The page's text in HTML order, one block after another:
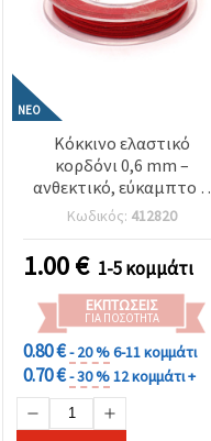
ΝΈΟ
Κόκκινο ελαστικό
κορδόνι 0,6 mm –
ανθεκτικό, εύκαμπτο &
διακοσμητικό για
χειροτεχνίες &
κοσμήματα, καρούλι ~10
μ
Κωδικός: 412820
1.00€ 1-5 κομμάτι
ΕΚΠΤΏΣΕΙΣ
ΓΙΑ ΠΟΣΌΤΗΤΑ
0.80 €- 20 %6-11 κομμάτι
0.70 €- 30 %12 κομμάτι +